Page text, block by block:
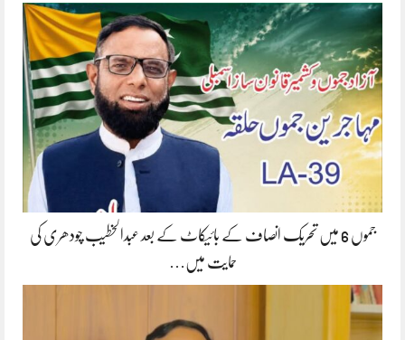
جموں 6 میں تحریک انصاف کے بائیکاٹ کے بعد عبدالخطیب چودھری کی
حمایت میں…